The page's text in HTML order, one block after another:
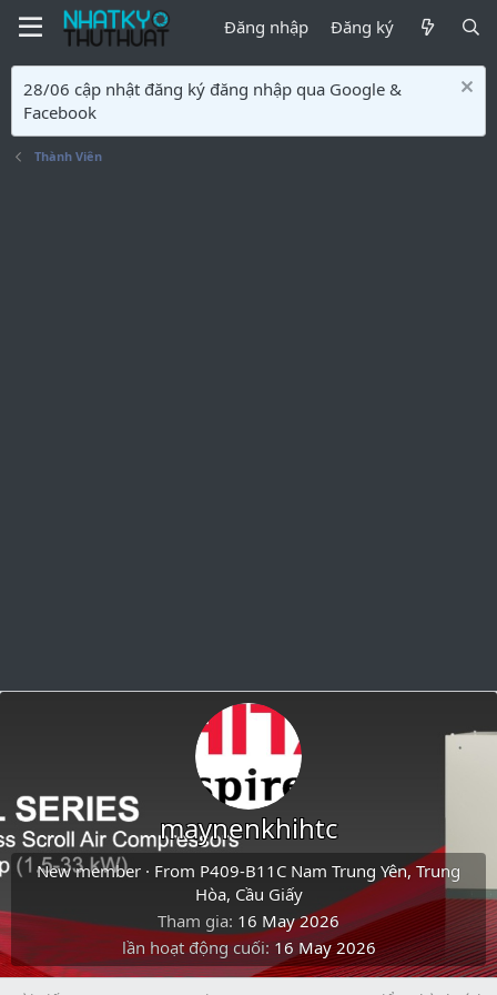
Đăng nhập Đăng ký
28/06 cập nhật đăng ký đăng nhập qua Google &
Facebook
Thành Viên
maynenkhihtc
New member · From P409-B11C Nam Trung Yên, Trung
Hòa, Cầu Giấy
Tham gia 16 May 2026
lần hoạt động cuối 16 May 2026